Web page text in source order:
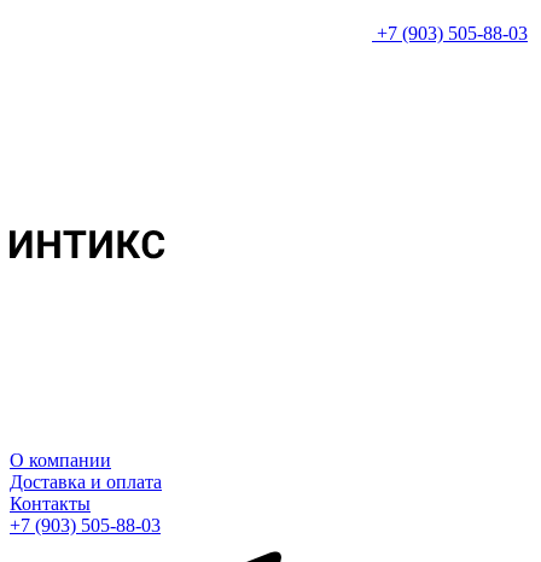
+7 (903) 505-88-03
О компании
Доставка и оплата
Контакты
+7 (903) 505-88-03